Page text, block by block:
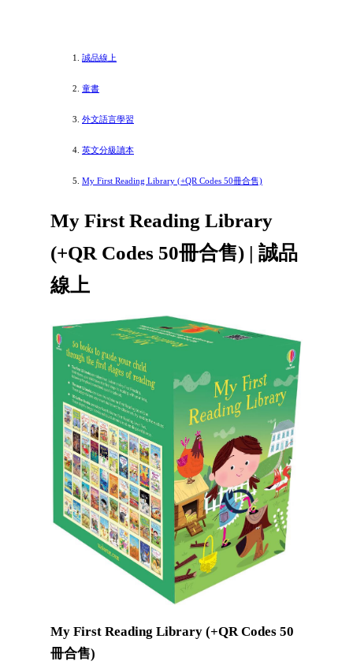
誠品線上
童書
外文語言學習
英文分級讀本
My First Reading Library (+QR Codes 50冊合售)
My First Reading Library
(+QR Codes 50冊合售) | 誠品
線上
My First Reading Library (+QR Codes 50
冊合售)